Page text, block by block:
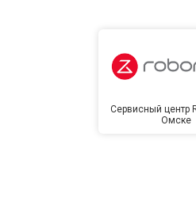
Сервисный центр
Омске